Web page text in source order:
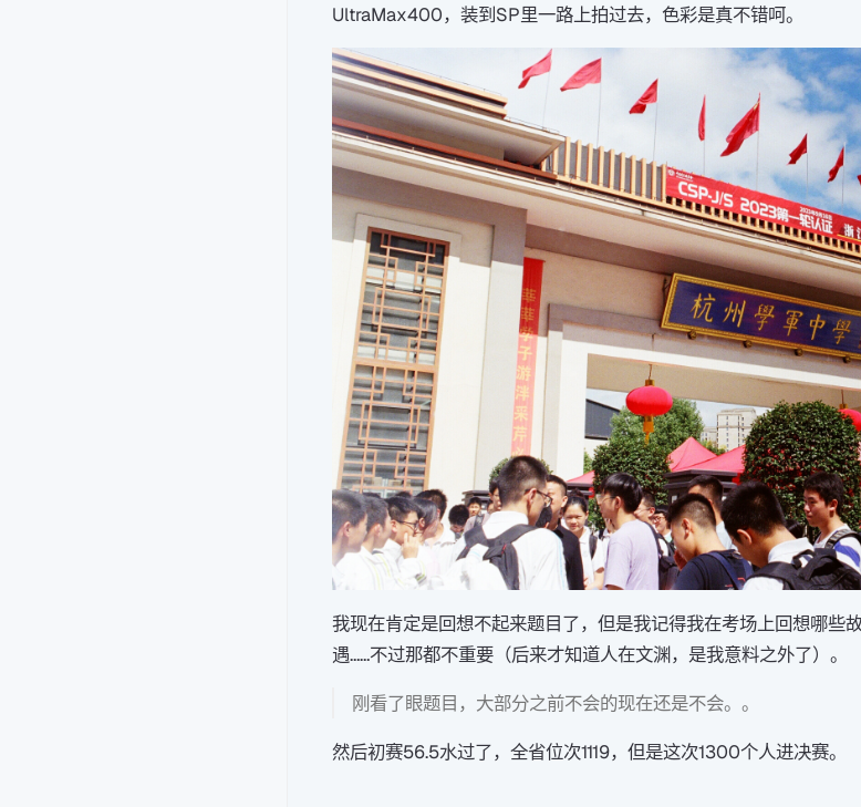
UltraMax400，装到SP里一路上拍过去，色彩是真不错呵。
我现在肯定是回想不起来题目了，但是我记得我在考场上回想哪些
遇……不过那都不重要（后来才知道人在文渊，是我意料之外了）。
刚看了眼题目，大部分之前不会的现在还是不会。。
然后初赛56.5水过了，全省位次1119，但是这次1300个人进决赛。